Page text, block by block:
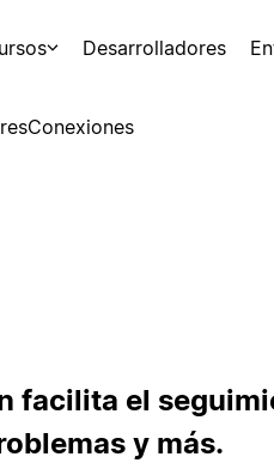
Desarrolladores
Conexiones
facilita el
y más.